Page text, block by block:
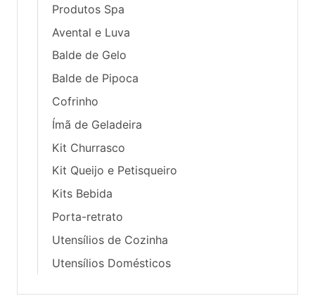
Produtos Spa
Avental e Luva
Balde de Gelo
Balde de Pipoca
Cofrinho
Ímã de Geladeira
Kit Churrasco
Kit Queijo e Petisqueiro
Kits Bebida
Porta-retrato
Utensílios de Cozinha
Utensílios Domésticos